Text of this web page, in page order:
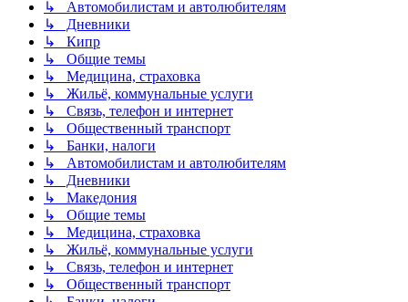
↳ Автомобилистам и автолюбителям
↳ Дневники
↳ Кипр
↳ Общие темы
↳ Медицина, страховка
↳ Жильё, коммунальные услуги
↳ Связь, телефон и интернет
↳ Общественный транспорт
↳ Банки, налоги
↳ Автомобилистам и автолюбителям
↳ Дневники
↳ Македония
↳ Общие темы
↳ Медицина, страховка
↳ Жильё, коммунальные услуги
↳ Связь, телефон и интернет
↳ Общественный транспорт